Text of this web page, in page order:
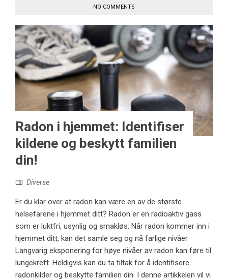
NO COMMENTS
Radon i hjemmet: Identifiser
kildene og beskytt familien
din!
Diverse
Er du klar over at radon kan være en av de største
helsefarene i hjemmet ditt? Radon er en radioaktiv gass
som er luktfri, usynlig og smakløs. Når radon kommer inn i
hjemmet ditt, kan det samle seg og nå farlige nivåer.
Langvarig eksponering for høye nivåer av radon kan føre til
lungekreft. Heldigvis kan du ta tiltak for å identifisere
radonkilder og beskytte familien din. I denne artikkelen vil vi